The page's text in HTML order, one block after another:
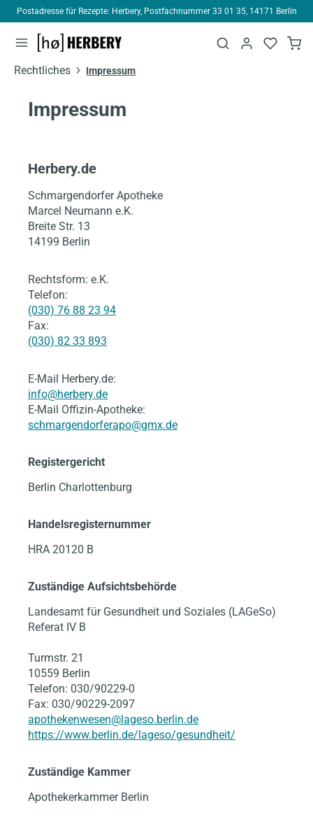
springen
Postadresse für Rezepte: Herbery, Postfachnummer 33 01 35, 14171 Berlin
Rechtliches Impressum
Impressum
Herbery.de
Schmargendorfer Apotheke
Marcel Neumann e.K.
Breite Str. 13
14199 Berlin
Rechtsform: e.K.
Telefon:
(030) 76 88 23 94
Fax:
(030) 82 33 893
E-Mail Herbery.de:
info@herbery.de
E-Mail Offizin-Apotheke:
schmargendorferapo@gmx.de
Registergericht
Berlin Charlottenburg
Handelsregisternummer
HRA 20120 B
Zuständige Aufsichtsbehörde
Landesamt für Gesundheit und Soziales (LAGeSo)
Referat IV B
Turmstr. 21
10559 Berlin
Telefon: 030/90229-0
Fax: 030/90229-2097
apothekenwesen@lageso.berlin.de
https://www.berlin.de/lageso/gesundheit/
Zuständige Kammer
Apothekerkammer Berlin